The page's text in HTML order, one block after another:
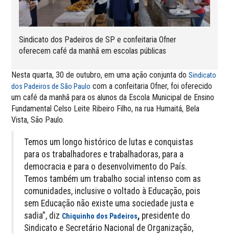
Sindicato dos Padeiros de SP e confeitaria Ofner
oferecem café da manhã em escolas públicas
Nesta quarta, 30 de outubro, em uma ação conjunta doSindicato
dos Padeiros de São Paulo com a confeitaria Ofner, foi oferecido
um café da manhã para os alunos da Escola Municipal de Ensino
Fundamental Celso Leite Ribeiro Filho, na rua Humaitá, Bela
Vista, São Paulo.
Temos um longo histórico de lutas e conquistas
para os trabalhadores e trabalhadoras, para a
democracia e para o desenvolvimento do País.
Temos também um trabalho social intenso com as
comunidades, inclusive o voltado à Educação, pois
sem Educação não existe uma sociedade justa e
sadia”, diz Chiquinho dos Padeiros, presidente do
Sindicato e Secretário Nacional de Organização,